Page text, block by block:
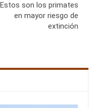
Estos son los primates
en mayor riesgo de
extinción